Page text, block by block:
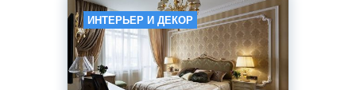
ИНТЕРЬЕР И ДЕКОР